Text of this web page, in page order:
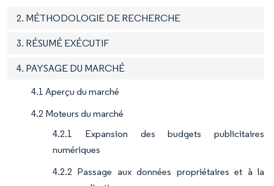
2. MÉTHODOLOGIE DE RECHERCHE
3. RÉSUMÉ EXÉCUTIF
4. PAYSAGE DU MARCHÉ
4.1 Aperçu du marché
4.2 Moteurs du marché
4.2.1 Expansion des budgets publicitaires
numériques
4.2.2 Passage aux données propriétaires et à la